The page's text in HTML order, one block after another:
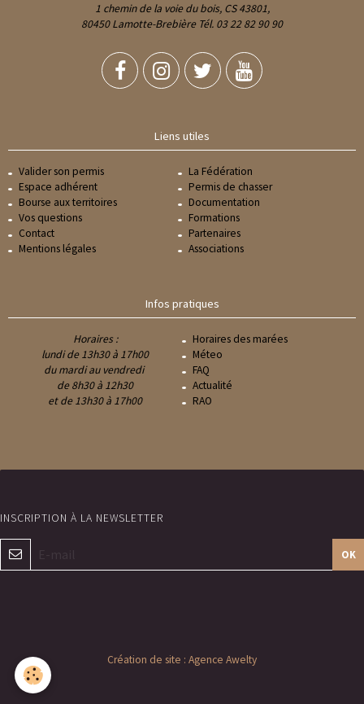
1 chemin de la voie du bois, CS 43801,
80450 Lamotte-Brebière Tél. 03 22 82 90 90
Liens utiles
Valider son permis
Espace adhérent
Bourse aux territoires
Vos questions
Contact
Mentions légales
La Fédération
Permis de chasser
Documentation
Formations
Partenaires
Associations
Infos pratiques
Horaires :
lundi de 13h30 à 17h00
du mardi au vendredi
de 8h30 à 12h30
et de 13h30 à 17h00
Horaires des marées
Méteo
FAQ
Actualité
RAO
OK
Création de site : Agence Awelty